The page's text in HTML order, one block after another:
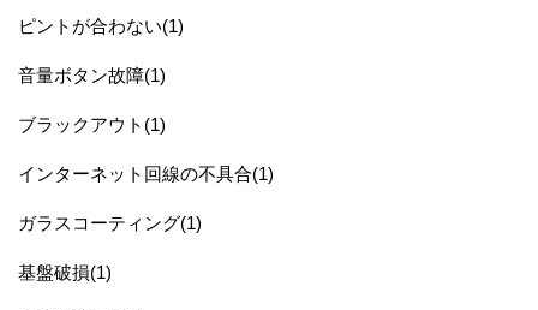
ピントが合わない(1)
音量ボタン故障(1)
ブラックアウト(1)
インターネット回線の不具合(1)
ガラスコーティング(1)
基盤破損(1)